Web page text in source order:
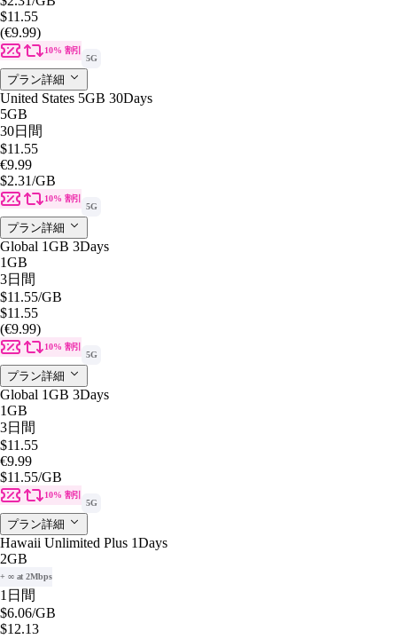
$11.55
(€9.99)
10% 割引
5G
プラン詳細
United States 5GB 30Days
5GB
30日間
$11.55
€9.99
$2.31/GB
10% 割引
5G
プラン詳細
Global 1GB 3Days
1GB
3日間
$11.55/GB
$11.55
(€9.99)
10% 割引
5G
プラン詳細
Global 1GB 3Days
1GB
3日間
$11.55
€9.99
$11.55/GB
10% 割引
5G
プラン詳細
Hawaii Unlimited Plus 1Days
2GB
+ ∞ at 2Mbps
1日間
$6.06/GB
$12.13